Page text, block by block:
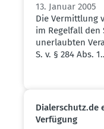
13. Januar 2005
Die Vermittlung
im Regelfall
unerlaubten
S. v. § 284 Abs.
Dialer­schutz.de
Verfügung